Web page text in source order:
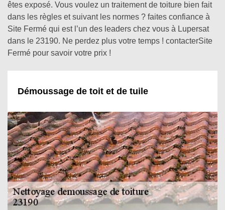
êtes exposé. Vous voulez un traitement de toiture bien fait
dans les règles et suivant les normes ? faites confiance à
Site Fermé qui est l’un des leaders chez vous à Lupersat
dans le 23190. Ne perdez plus votre temps ! contacterSite
Fermé pour savoir votre prix !
Démoussage de toit et de tuile